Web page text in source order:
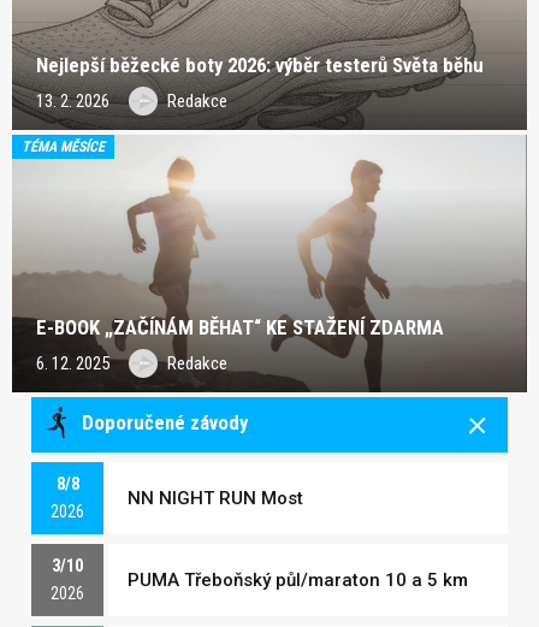
Nejlepší běžecké boty 2026: výběr testerů Světa běhu
13. 2. 2026 Redakce
TÉMA MĚSÍCE
E-BOOK „ZAČÍNÁM BĚHAT“ KE STAŽENÍ ZDARMA
6. 12. 2025 Redakce
Doporučené závody
8/8
2026
NN NIGHT RUN Most
3/10
2026
PUMA Třeboňský půl/maraton 10 a 5 km